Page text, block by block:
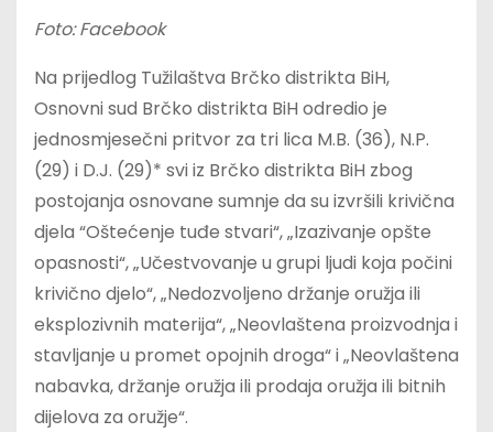
Foto: Facebook
Na prijedlog Tužilaštva Brčko distrikta BiH,
Osnovni sud Brčko distrikta BiH odredio je
jednosmjesečni pritvor za tri lica M.B. (36), N.P.
(29) i D.J. (29)* svi iz Brčko distrikta BiH zbog
postojanja osnovane sumnje da su izvršili krivična
djela “Oštećenje tuđe stvari“, „Izazivanje opšte
opasnosti“, „Učestvovanje u grupi ljudi koja počini
krivično djelo“, „Nedozvoljeno držanje oružja ili
eksplozivnih materija“, „Neovlaštena proizvodnja i
stavljanje u promet opojnih droga“ i „Neovlaštena
nabavka, držanje oružja ili prodaja oružja ili bitnih
dijelova za oružje“.